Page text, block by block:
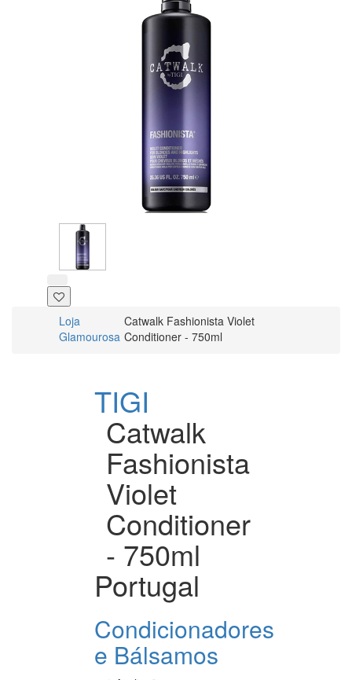
Loja
Glamourosa
Catwalk Fashionista Violet
Conditioner - 750ml
TIGI
Catwalk
Fashionista
Violet
Conditioner
- 750ml
Portugal
Condicionadores
e Bálsamos